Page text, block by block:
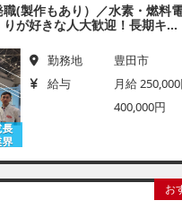
職(製作もあり）／水素・燃料
が好きな人大歓迎！長期キ...
勤務地
豊田市
給与
月給
400,000円
お